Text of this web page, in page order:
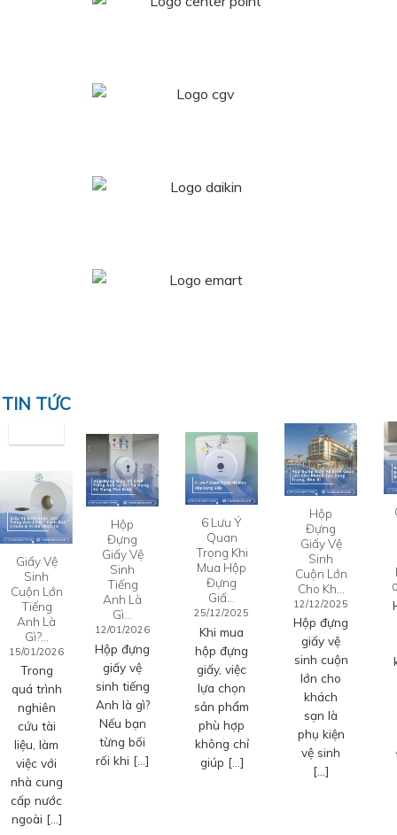
TIN TỨC
Giấy Vệ
Sinh
Cuộn Lớn
Tiếng
Anh Là
Gì?…
15/01/2026
Trong
quá trình
nghiên
cứu tài
liệu, làm
việc với
nhà cung
cấp nước
ngoài […]
Hộp
Đựng
Giấy Vệ
Sinh
Tiếng
Anh Là
Gì…
12/01/2026
Hộp đựng
giấy vệ
sinh tiếng
Anh là gì?
Nếu bạn
từng bối
rối khi […]
6 Lưu Ý
Quan
Trọng Khi
Mua Hộp
Đựng
Giấ…
25/12/2025
Khi mua
hộp đựng
giấy, việc
lựa chọn
sản phẩm
phù hợp
không chỉ
giúp […]
Hộp
Đựng
Giấy Vệ
Sinh
Cuộn Lớn
Cho Kh…
12/12/2025
Hộp đựng
giấy vệ
sinh cuộn
lớn cho
khách
sạn là
phụ kiện
vệ sinh
[…]